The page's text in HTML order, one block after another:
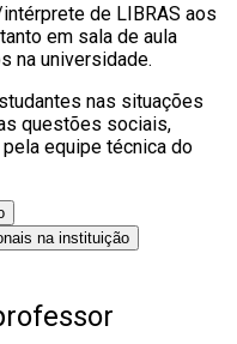
de LIBRAS aos
em sala de aula
na universidade.
nas situações
questões sociais,
equipe técnica do
na instituição